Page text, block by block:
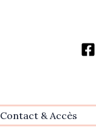
Contact & Accѐs